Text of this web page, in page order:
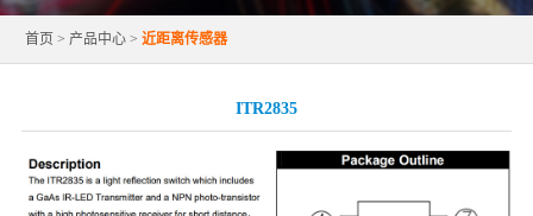
首页 > 产品中心> 近距离传感器
ITR2835